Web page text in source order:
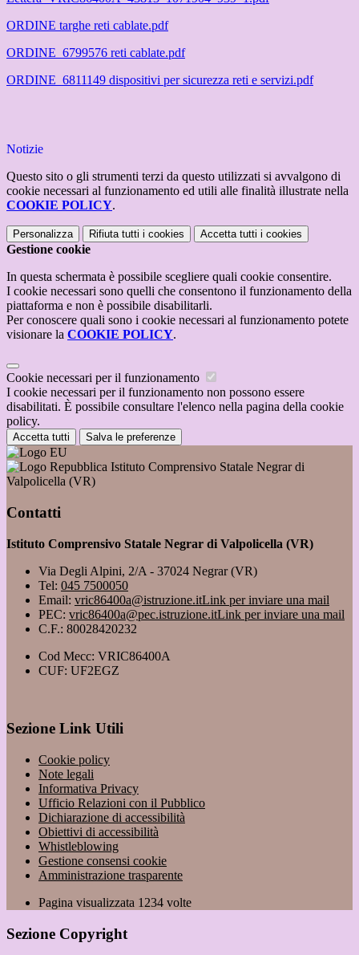
ORDINE targhe reti cablate.pdf
ORDINE_6799576 reti cablate.pdf
ORDINE_6811149 dispositivi per sicurezza reti e servizi.pdf
Notizie
Questo sito o gli strumenti terzi da questo utilizzati si avvalgono di
cookie necessari al funzionamento ed utili alle finalità illustrate nella
COOKIE POLICY.
Personalizza Rifiuta tutti i cookies Accetta tutti i cookies
Gestione cookie
In questa schermata è possibile scegliere quali cookie consentire.
I cookie necessari sono quelli che consentono il funzionamento della
piattaforma e non è possibile disabilitarli.
Per conoscere quali sono i cookie necessari al funzionamento potete
visionare la COOKIE POLICY.
Cookie necessari per il funzionamento
I cookie necessari per il funzionamento non possono essere
disabilitati. È possibile consultare l'elenco nella pagina della cookie
policy.
Accetta tutti Salva le preferenze
Istituto Comprensivo Statale Negrar di
Valpolicella (VR)
Contatti
Istituto Comprensivo Statale Negrar di Valpolicella (VR)
Via Degli Alpini, 2/A - 37024 Negrar (VR)
Tel: 045 7500050
Email: vric86400a@istruzione.itLink per inviare una mail
PEC: vric86400a@pec.istruzione.itLink per inviare una mail
C.F.: 80028420232
Cod Mecc: VRIC86400A
CUF: UF2EGZ
Sezione Link Utili
Cookie policy
Note legali
Informativa Privacy
Ufficio Relazioni con il Pubblico
Dichiarazione di accessibilità
Obiettivi di accessibilità
Whistleblowing
Gestione consensi cookie
Amministrazione trasparente
Pagina visualizzata 1234 volte
Sezione Copyright